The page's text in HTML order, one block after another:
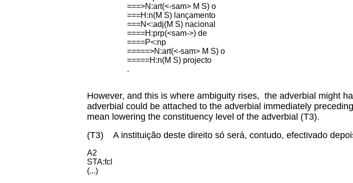
===>N:art(<-sam> M S) o
===H:n(M S) lançamento
===N<:adj(M S) nacional
====H:prp(<sam->) de
====P<:np
=====>N:art(<-sam> M S) o
=====H:n(M S) projecto
.
However, and this is where ambiguity rises, the adverbial might
adverbial could be attached to the adverbial immediately
mean lowering the constituency level of the adverbial (T3).
(T3) A instituição deste direito só será, contudo, efectivado
A2
STA:fcl
(...)